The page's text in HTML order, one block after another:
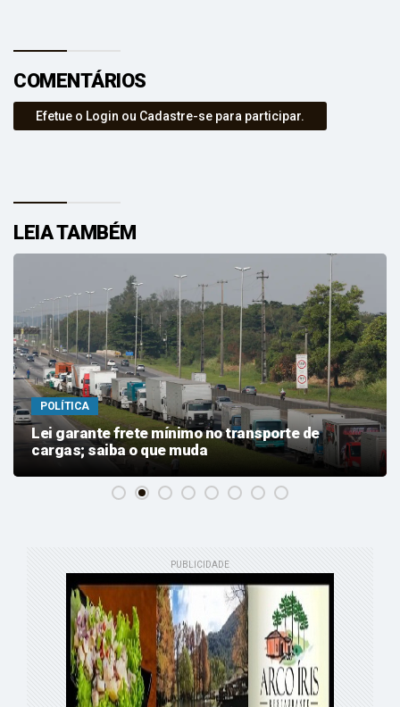
COMENTÁRIOS
Efetue o Login ou Cadastre-se para participar.
LEIA TAMBÉM
POLÍTICA
Lei garante frete mínimo no transporte de
cargas; saiba o que muda
PUBLICIDADE